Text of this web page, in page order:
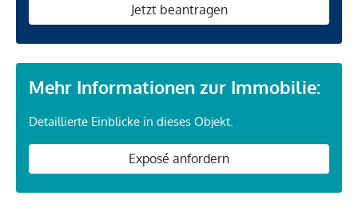
Jetzt beantragen
Mehr Informationen zur Immobilie:
Detaillierte Einblicke in dieses Objekt.
Exposé anfordern